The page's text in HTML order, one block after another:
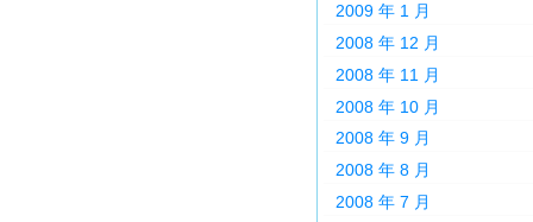
2009 年 1 月
2008 年 12 月
2008 年 11 月
2008 年 10 月
2008 年 9 月
2008 年 8 月
2008 年 7 月